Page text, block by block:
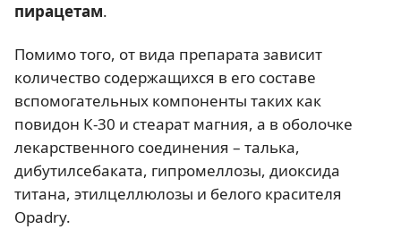
пирацетам.
Помимо того, от вида препарата зависит
количество содержащихся в его составе
вспомогательных компоненты таких как
повидон К-30 и стеарат магния, а в оболочке
лекарственного соединения – талька,
дибутилсебаката, гипромеллозы, диоксида
титана, этилцеллюлозы и белого красителя
Opadry.